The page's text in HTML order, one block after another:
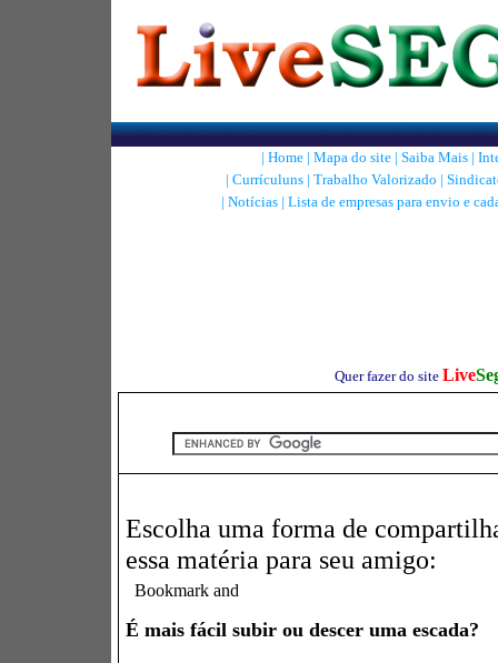
| Home| Mapa do site| Saiba Mais|
| Currículuns| Trabalho Valorizado |
| Notícias | Lista de empresas para envio e
Quer fazer do site Live
Escolha uma forma de
essa matéria para seu amigo:
É mais fácil subir ou descer uma escada?